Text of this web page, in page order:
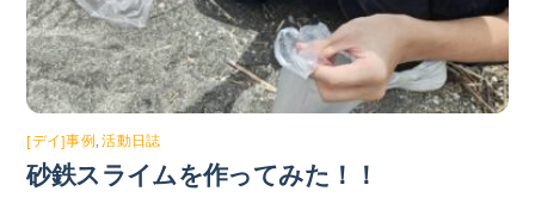
[デイ]事例 ,活動日誌
砂鉄スライムを作ってみた！！